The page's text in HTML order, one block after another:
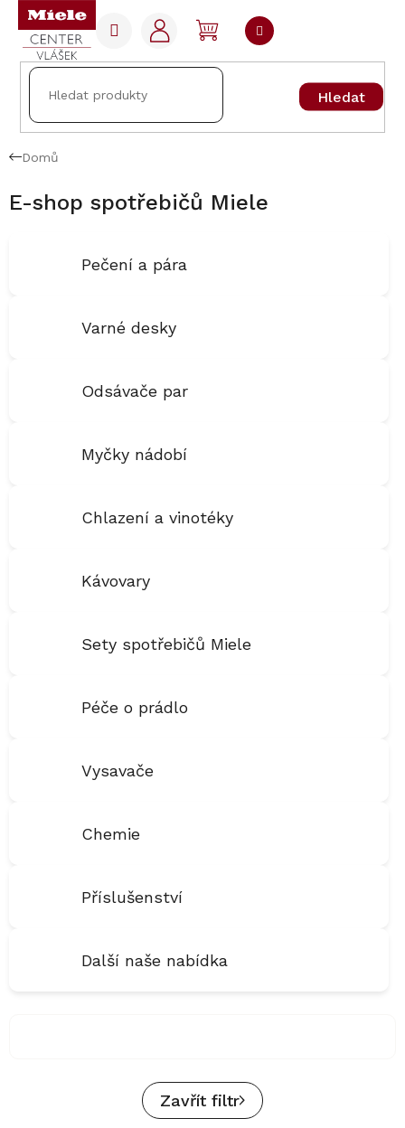
Přejít
obsah
Hledat
NÁKUPNÍ
KOŠÍK
Domů
E-shop spotřebičů Miele
Pečení a pára
Varné desky
Odsávače par
Myčky nádobí
Chlazení a vinotéky
Kávovary
Sety spotřebičů Miele
Péče o prádlo
Vysavače
Chemie
Příslušenství
Další naše nabídka
Zavřít filtr